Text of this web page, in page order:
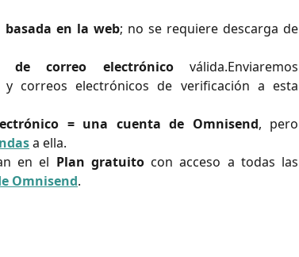
en la web; no se requiere descarga de
de correo electrónicoválida.Enviaremos
correos electrónicos de verificación a esta
= una cuenta de Omnisend, pero
a ella.
en el Plan gratuitocon acceso a todas las
Omnisend.